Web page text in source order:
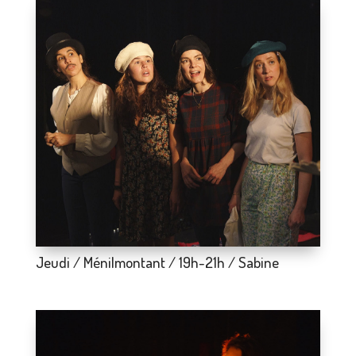
Jeudi / Ménilmontant / 19h-21h / Sabine